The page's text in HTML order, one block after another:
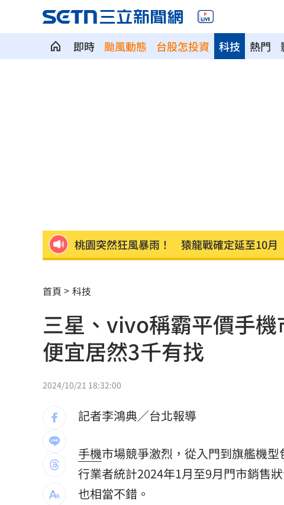
即時 颱風動態 台股怎投資 熱門
科技
新莊路面破裂成溪流 當地702戶無水可用
白海豚颱風直撲馬祖 ！台電啟動防颱整備
狄志為揭遺憾 忙接電話錯過父最後一句話
農水署餐會喊凍蒜？黃世杰競辦反擊藍委
冷氣連開數個月沒壞 台電示警1事恐傷荷包
河智媛遭疑不尊重文化 經紀公司回應了
台玻千金為何不回台 徐莉玲這件事成關鍵
颱風來襲中國卻管制台海！他：無知又無良
首頁 科技
三星、vivo稱霸平價手
便宜居然3千有找
2024/10/21 18:32:00
記者李鴻典／台北報導
手機市場競爭激烈，從入門到旗艦機
行業者統計2024年1月至9月門市銷售
也相當不錯。